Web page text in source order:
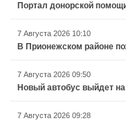
Портал донорской
7 Августа 2026 10:10
В Прионежском районе
7 Августа 2026 09:50
Новый автобус выйдет
7 Августа 2026 09:28